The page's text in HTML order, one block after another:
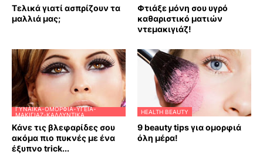
Τελικά γιατί ασπρίζουν τα
μαλλιά μας;
Φτιάξε μόνη σου υγρό
καθαριστικό ματιών
ντεμακιγιάζ!
ΓΥΝΑΊΚΑ-ΟΜΟΡΦΙΆ-ΥΓΕΊΑ-
ΜΑΚΙΓΙΆΖ-ΚΑΛΛΥΝΤΙΚΆ
Κάνε τις βλεφαρίδες σου
ακόμα πιο πυκνές με ένα
έξυπνο trick...
HEALTH BEAUTY
9 beauty tips για ομορφιά
όλη μέρα!